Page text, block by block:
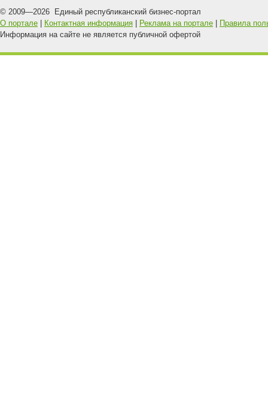
© 2009—2026 Единый республиканский бизнес-портал
О портале
Контактная информация Реклама на портале
Правила
Информация на сайте не является публичной офертой